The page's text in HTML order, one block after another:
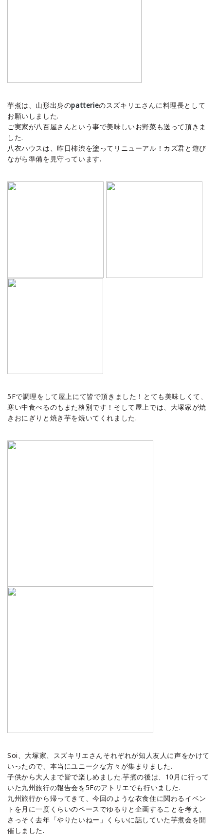
芋煮は、山形出身のpatterieのスズキリエさんに料理長として
お願いしました.
ご実家が八百屋さんという事で美味しいお野菜も送って頂きま
した.
八衣ハウスは、昨日柿渋を塗ってリニューアル！カズ君と遊び
ながら準備を見守っています.
5Fで調理をして屋上にて皆で頂きました！とても美味しくて、
寒い中食べるのもまた格別です！そして屋上では、大塚家が焼
きおにぎりと焼き芋を焼いてくれました.
Soi、大塚家、スズキリエさんそれぞれが知人友人に声をかけて
いったので、本当にユニークな方々が集まりました.
子供から大人まで皆で楽しめました.芋煮の後は、10月に行って
いた九州旅行の報告会を5Fのアトリエでも行いました.
九州旅行から帰ってきて、今回のような衣食住に関わるイベン
トを月に一度くらいのペースでゆるりと企画することを考え、
さっそく去年「やりたいねー」くらいに話していた芋煮会を開
催しました.